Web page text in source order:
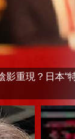
影重現？日本“